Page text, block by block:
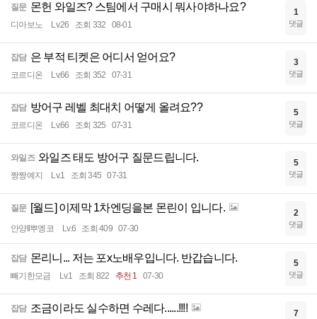
질문 몬헌 와일즈? 스팀에서 구매시 뭐사야하나요?
디아보노 Lv.26 조회 332 08-01
1
댓글
잡담 은 부적 티켓은 어디서 얻어요?
코르디온 Lv.66 조회 352 07-31
3
댓글
잡담 방어구 레벨 최대치 어떻게 올려요??
코르디온 Lv.66 조회 325 07-31
5
댓글
와일즈 와일즈 태도 방어구 질문드립니다.
짱짱예지 Lv.1 조회 345 07-31
5
댓글
질문 [월드] 이제막 1차엔딩을본 몬린이 입니다.
안양ll뿌엥코 Lv.6 조회 409 07-30
2
댓글
잡담 몬리니... 저는 포x노배우입니다. 반갑습니다.
빼기한모금 Lv.1 조회 822 추천 1 07-30
5
댓글
잡담 조금이라도 실수하면 수레다......!!!! 7